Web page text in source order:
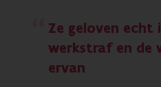
Ze geloven echt
werkstraf en de
ervan